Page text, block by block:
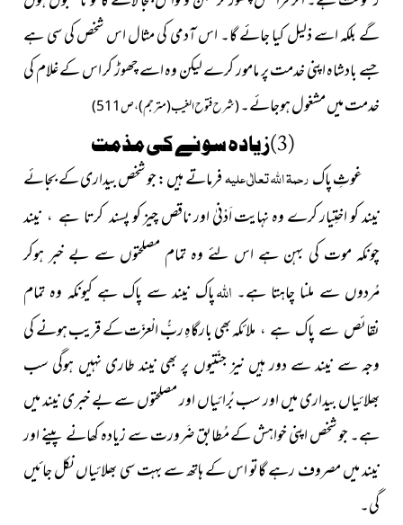
گے بلکہ اسے ذلیل کیا جائے گا۔ اس آدمی کی مثال اس شخص کی سی ہے
جسے بادشاہ اپنی خدمت پر مامور کرے لیکن وہ اسے چھوڑ کر اس کے غلام کی
خدمت میں مشغول ہوجائے۔(شرح فتوح الغیب (مترجم) ، ص511)
(3)زیادہ سونے کی مذمت
غوثِ پاکرحمۃ اللہ تعالٰی علیہفرماتے ہیں : جو شخص بیداری کے بجائے
نیند کو اختِیار کرے وہ نہایت اَدْنیٰ اور ناقص چیز کوپسند کرتا ہے ، نیند
چونکہ موت کی بہن ہے اس لئے وہ تمام مصلحتوں سے بے خبر ہوکر
مُردوں سے ملنا چاہتا ہے۔ اللہپاک نیند سے پاک ہے کیونکہ وہ تمام
نقائص سے پاک ہے ، ملائکہبھی بارگاہِ ربُّ الْعزّت کے قریب ہونے کی
وجہ سے نیند سے دور ہیں نیز جنّتیوں پر بھی نیند طاری نہیں ہوگی سب
بھلائیاں بیداری میں اور سب بُرائیاں اور مصلحتوں سے بے خبری نیند میں
ہے۔ جو شخص اپنی خواہش کے مُطابق ضَرورت سے زیادہ کھانے پینے اور
نیند میں مصروف رہے گاتو اس کے ہاتھ سے بہت سی بھلائیاں نکل جائیں
گی۔